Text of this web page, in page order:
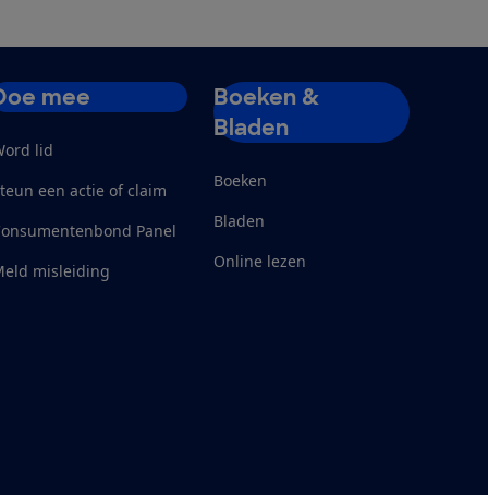
mee
lid
een actie of claim
Panel
misleiding
Boeken &
Bladen
Boeken
Bladen
Online lezen